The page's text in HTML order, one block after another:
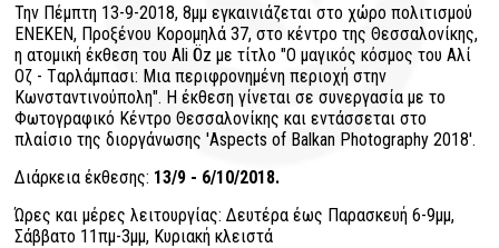
Την Πέμπτη 13-9-2018, 8μμ εγκαινιάζεται στο χώρο πολιτισμού
ENEKEN, Προξένου Κορομηλά 37, στο κέντρο της Θεσσαλονίκης,
η ατομική έκθεση του Ali Öz με τίτλο "Ο μαγικός κόσμος του Αλί
Οζ - Tαρλάμπασι: Μια περιφρονημένη περιοχή στην
Κωνσταντινούπολη". Η έκθεση γίνεται σε συνεργασία με το
Φωτογραφικό Κέντρο Θεσσαλονίκης και εντάσσεται στο
πλαίσιο της διοργάνωσης 'Aspects of Balkan Photography 2018'.
Διάρκεια έκθεσης: 13/9 - 6/10/2018.
Ώρες και μέρες λειτουργίας: Δευτέρα έως Παρασκευή 6-9μμ,
Σάββατο 11πμ-3μμ, Κυριακή κλειστά